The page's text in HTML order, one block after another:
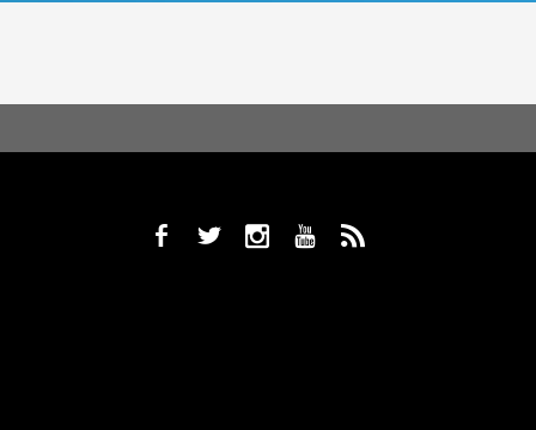
b a x r ,